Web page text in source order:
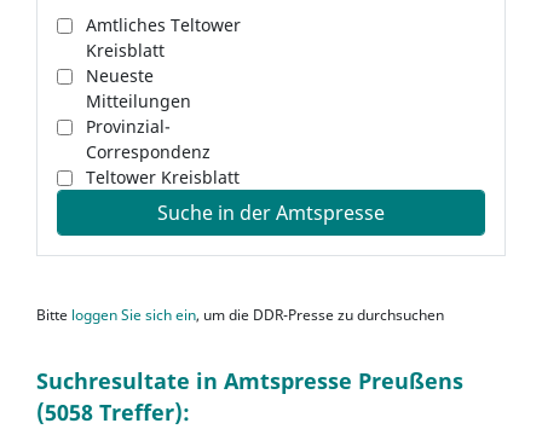
Amtliches Teltower
Kreisblatt
Neueste
Mitteilungen
Provinzial-
Correspondenz
Teltower Kreisblatt
Suche in der Amtspresse
Bitte loggen Sie sich ein, um die DDR-Presse zu durchsuchen
Suchresultate in Amtspresse Preußens
(5058 Treffer):